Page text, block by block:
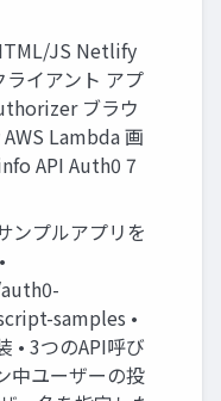
JS Netlify
ライアント アプ
ブラウ
Lambda 画
API Auth0 7
ンプルアプリを
samples •
• 3つのAPI呼び
中ユーザーの投